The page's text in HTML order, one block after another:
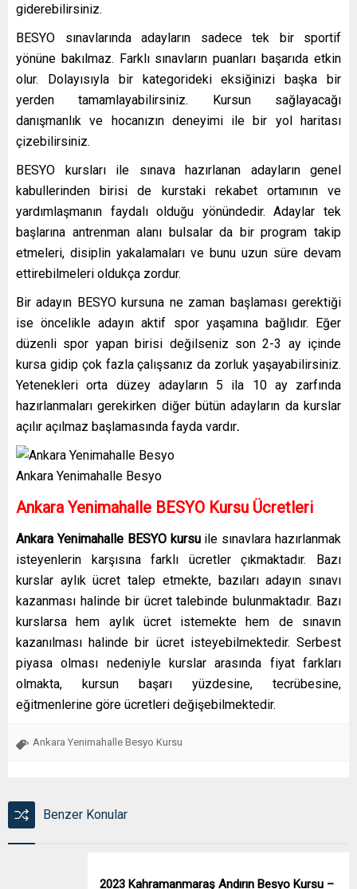
giderebilirsiniz.
BESYO sınavlarında adayların sadece tek bir sportif
yönüne bakılmaz. Farklı sınavların puanları başarıda etkin
olur. Dolayısıyla bir kategorideki eksiğinizi başka bir
yerden tamamlayabilirsiniz. Kursun sağlayacağı
danışmanlık ve hocanızın deneyimi ile bir yol haritası
çizebilirsiniz.
BESYO kursları ile sınava hazırlanan adayların genel
kabullerinden birisi de kurstaki rekabet ortamının ve
yardımlaşmanın faydalı olduğu yönündedir. Adaylar tek
başlarına antrenman alanı bulsalar da bir program takip
etmeleri, disiplin yakalamaları ve bunu uzun süre devam
ettirebilmeleri oldukça zordur.
Bir adayın BESYO kursuna ne zaman başlaması gerektiği
ise öncelikle adayın aktif spor yaşamına bağlıdır. Eğer
düzenli spor yapan birisi değilseniz son 2-3 ay içinde
kursa gidip çok fazla çalışsanız da zorluk yaşayabilirsiniz.
Yetenekleri orta düzey adayların 5 ila 10 ay zarfında
hazırlanmaları gerekirken diğer bütün adayların da kurslar
açılır açılmaz başlamasında fayda vardır.
Ankara Yenimahalle Besyo
Ankara Yenimahalle BESYO Kursu Ücretleri
Ankara Yenimahalle BESYO kursu ile sınavlara hazırlanmak
isteyenlerin karşısına farklı ücretler çıkmaktadır. Bazı
kurslar aylık ücret talep etmekte, bazıları adayın sınavı
kazanması halinde bir ücret talebinde bulunmaktadır. Bazı
kurslarsa hem aylık ücret istemekte hem de sınavın
kazanılması halinde bir ücret isteyebilmektedir. Serbest
piyasa olması nedeniyle kurslar arasında fiyat farkları
olmakta, kursun başarı yüzdesine, tecrübesine,
eğitmenlerine göre ücretleri değişebilmektedir.
Ankara Yenimahalle Besyo Kursu
Benzer Konular
2023 Kahramanmaraş Andırın Besyo Kursu –